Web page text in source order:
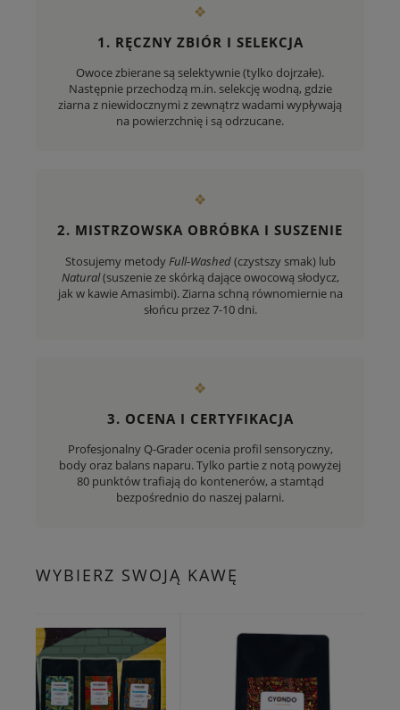
❖
1. RĘCZNY ZBIÓR I SELEKCJA
Owoce zbierane są selektywnie (tylko dojrzałe).
Następnie przechodzą m.in. selekcję wodną, gdzie
ziarna z niewidocznymi z zewnątrz wadami wypływają
na powierzchnię i są odrzucane.
❖
2. MISTRZOWSKA OBRÓBKA I SUSZENIE
Stosujemy metodyFull-Washed(czystszy smak) lub
Natural(suszenie ze skórką dające owocową słodycz,
jak w kawie Amasimbi). Ziarna schną równomiernie na
słońcu przez 7-10 dni.
❖
3. OCENA I CERTYFIKACJA
Profesjonalny Q-Grader ocenia profil sensoryczny,
body oraz balans naparu. Tylko partie z notą powyżej
80 punktów trafiają do kontenerów, a stamtąd
bezpośrednio do naszej palarni.
WYBIERZ SWOJĄ KAWĘ